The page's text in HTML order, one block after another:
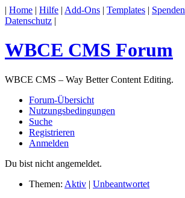
| Home | Hilfe | Add-Ons | Templates | Spenden
Datenschutz |
WBCE CMS Forum
WBCE CMS – Way Better Content Editing.
Forum-Übersicht
Nutzungsbedingungen
Suche
Registrieren
Anmelden
Du bist nicht angemeldet.
Themen: Aktiv | Unbeantwortet